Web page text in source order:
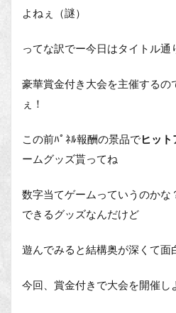
よねぇ（謎）
ってな訳でー今日はタイトル通
豪華賞金付き大会を主催するの
ぇ！
この前ﾊﾟﾈﾙ報酬の景品でヒッ
ームグッズ貰ってね
数字当てゲームっていうのかな
できるグッズなんだけど
遊んでみると結構奥が深くて面
今回、賞金付きで大会を開催し